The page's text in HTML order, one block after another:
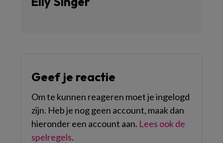
Geef je reactie
Om te kunnen reageren moet je ingelogd
zijn. Heb je nog geen account, maak dan
hieronder een account aan. Lees ook de
spelregels.